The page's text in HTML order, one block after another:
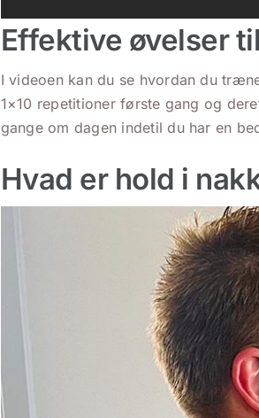
Effektive øvelser
I videoen kan du se hvordan du
1×10 repetitioner første gang og
gange om dagen indetil du har en
Hvad er hold i